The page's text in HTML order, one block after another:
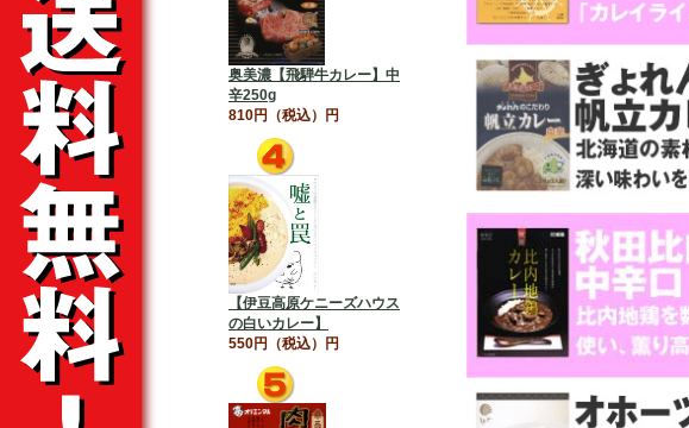
奥美濃【飛騨牛カレー】中
辛250g
810円（税込）円
【伊豆高原ケニーズハウス
の白いカレー】
550円（税込）円